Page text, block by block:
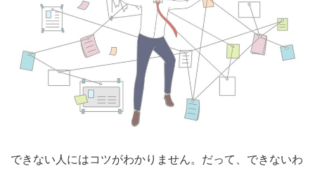
できない人にはコツがわかりません。だって、できないわ